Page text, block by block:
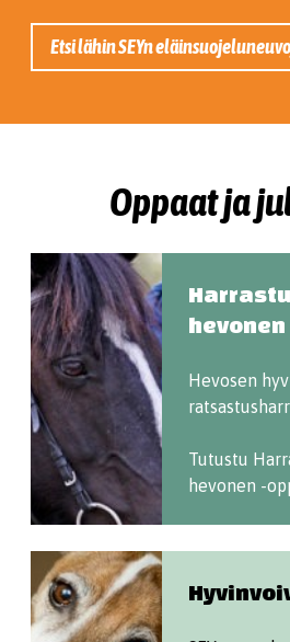
Etsi lähin SEYn
Oppaat ja
hevonen
Hevosen
Tutustu
hevonen -